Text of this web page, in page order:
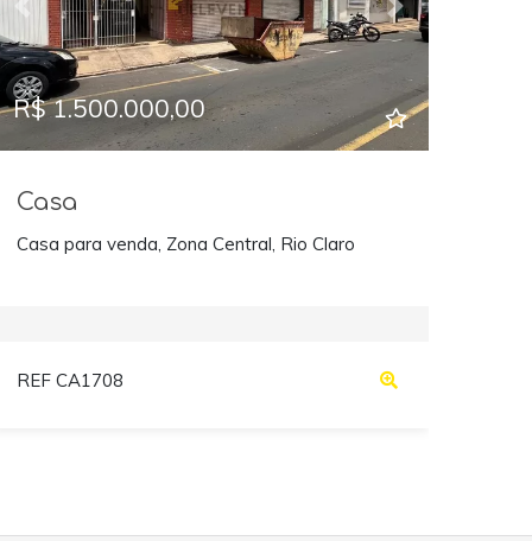
Previous Next
R$ 1.500.000,00
Casa
Casa para venda, Zona Central, Rio Claro
REF CA1708